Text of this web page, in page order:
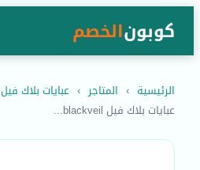
كوبونالخصم
الرئيسية › المتاجر › عبايات بلاك فيل blackveil
عبايات بلاك فيل blackveil...